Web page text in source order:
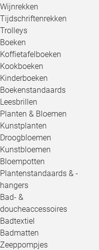
Wijnrekken
Tijdschriftenrekken
Trolleys
Boeken
Koffietafelboeken
Kookboeken
Kinderboeken
Boekenstandaards
Leesbrillen
Planten & Bloemen
Kunstplanten
Droogbloemen
Kunstbloemen
Bloempotten
Plantenstandaards & -
hangers
Bad- &
doucheaccessoires
Badtextiel
Badmatten
Zeeppompjes